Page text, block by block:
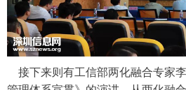
接下来则有工信部两化融合专家